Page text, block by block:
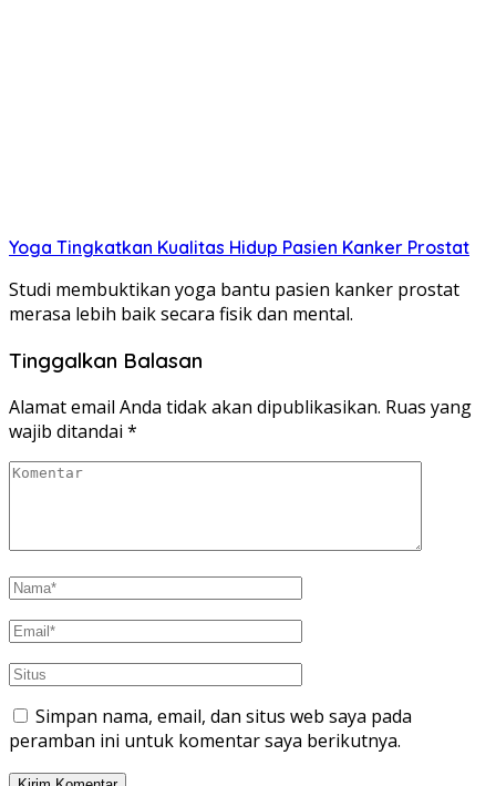
Yoga Tingkatkan Kualitas Hidup Pasien Kanker Prostat
Studi membuktikan yoga bantu pasien kanker prostat
merasa lebih baik secara fisik dan mental.
Tinggalkan Balasan
Alamat email Anda tidak akan dipublikasikan. Ruas yang
wajib ditandai *
Simpan nama, email, dan situs web saya pada
peramban ini untuk komentar saya berikutnya.